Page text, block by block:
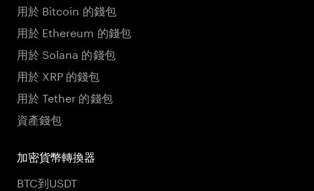
用於 Bitcoin 的錢包
用於 Ethereum 的錢包
用於 Solana 的錢包
用於 XRP 的錢包
用於 Tether 的錢包
資產錢包
加密貨幣轉換器
BTC到USDT